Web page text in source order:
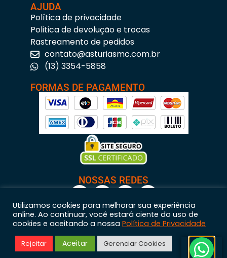
AJUDA
Política de privacidade
Politica de devolução e trocas
Rastreamento de pedidos
contato@asturiasmc.com.br
(13) 3354-5858
FORMAS DE PAGAMENTO
NOSSAS REDES
Astúrias Materiais para Construção © 2023 – Todos os direitos reservados. | CNPJ:
11.200.437/0001-95
Utilizamos cookies para melhorar sua experiência
online. Ao continuar, você estará ciente do uso de
cookies e aceitando a nossa Política de Privacidade
Rejeitar Aceitar Gerenciar Cookies